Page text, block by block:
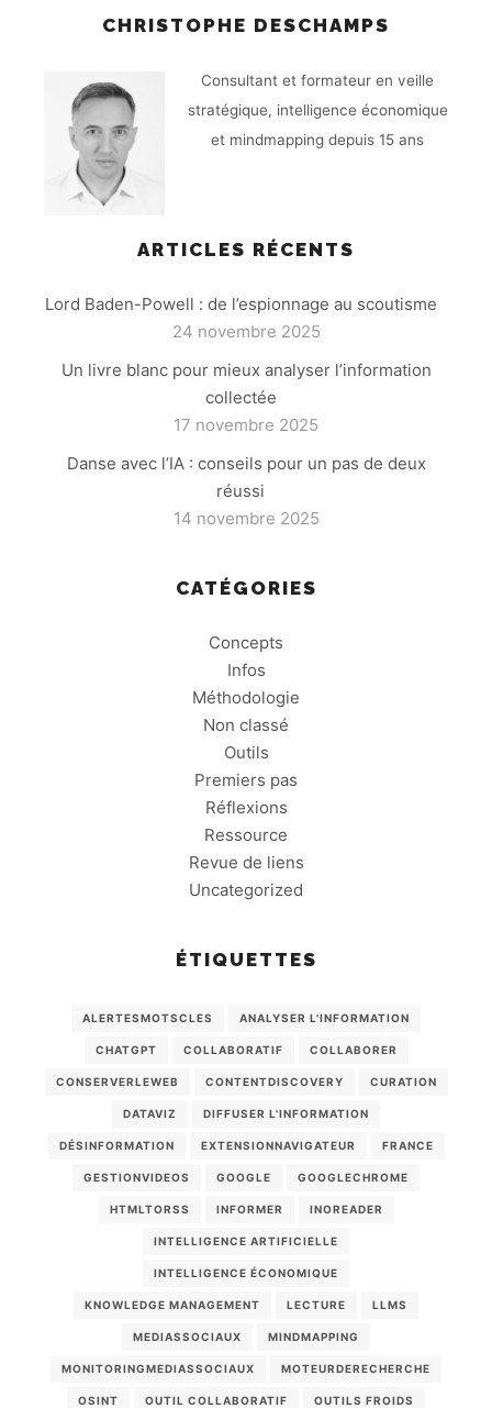
CHRISTOPHE DESCHAMPS
Consultant et formateur en veille
stratégique, intelligence économique
et mindmapping depuis 15 ans
ARTICLES RÉCENTS
Lord Baden-Powell : de l’espionnage au scoutisme
24 novembre 2025
Un livre blanc pour mieux analyser l’information
collectée
17 novembre 2025
Danse avec l’IA : conseils pour un pas de deux
réussi
14 novembre 2025
CATÉGORIES
Concepts
Infos
Méthodologie
Non classé
Outils
Premiers pas
Réflexions
Ressource
Revue de liens
Uncategorized
ÉTIQUETTES
ALERTESMOTSCLES ANALYSER L'INFORMATION
CHATGPT COLLABORATIF COLLABORER
CONSERVERLEWEB CONTENTDISCOVERY CURATION
DATAVIZ DIFFUSER L'INFORMATION
DÉSINFORMATION EXTENSIONNAVIGATEUR FRANCE
GESTIONVIDEOS GOOGLE GOOGLECHROME
HTMLTORSS INFORMER INOREADER
INTELLIGENCE ARTIFICIELLE
INTELLIGENCE ÉCONOMIQUE
KNOWLEDGE MANAGEMENT LECTURE LLMS
MEDIASSOCIAUX MINDMAPPING
MONITORINGMEDIASSOCIAUX MOTEURDERECHERCHE
OSINT OUTIL COLLABORATIF OUTILS FROIDS